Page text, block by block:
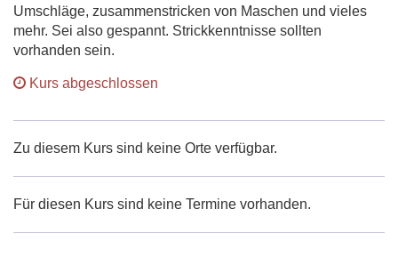
Umschläge, zusammenstricken von Maschen und vieles
mehr. Sei also gespannt. Strickkenntnisse sollten
vorhanden sein.
Kurs abgeschlossen
Zu diesem Kurs sind keine Orte verfügbar.
Für diesen Kurs sind keine Termine vorhanden.